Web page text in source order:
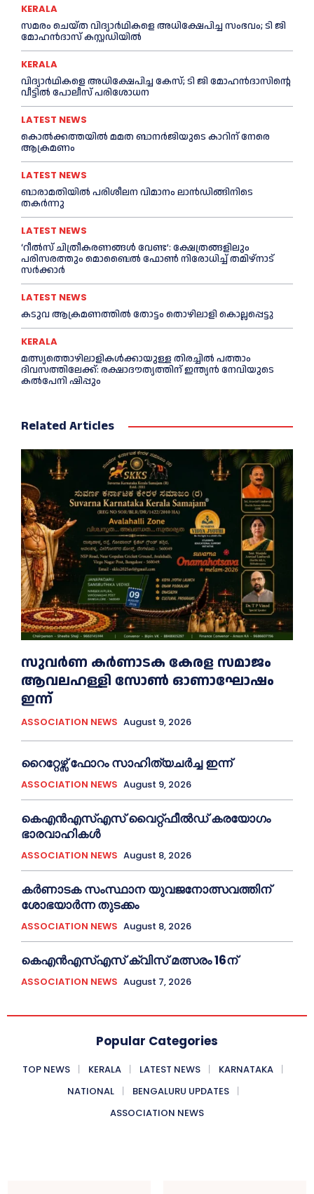
KERALA
സമരം ചെയ്ത വിദ്യാര്‍ഥികളെ അധിക്ഷേപിച്ച സംഭവം; ടി ജി
മോഹന്‍ദാസ് കസ്റ്റഡിയിൽ
KERALA
വിദ്യാര്‍ഥികളെ അധിക്ഷേപിച്ച കേസ്; ടി ജി മോഹന്‍ദാസിന്റെ
വീട്ടില്‍ പോലീസ് പരിശോധന
LATEST NEWS
കൊല്‍ക്കത്തയില്‍ മമത ബാനര്‍ജിയുടെ കാറിന് നേരെ
ആക്രമണം
LATEST NEWS
ബാരാമതിയില്‍ പരിശീലന വിമാനം ലാന്‍ഡിങ്ങിനിടെ
തകര്‍ന്നു
LATEST NEWS
‘റീല്‍സ് ചിത്രീകരണങ്ങള്‍ വേണ്ട’: ക്ഷേത്രങ്ങളിലും
പരിസരത്തും മൊബൈല്‍ ഫോണ്‍ നിരോധിച്ച്‌ തമിഴ്നാട്
സര്‍ക്കാര്‍
LATEST NEWS
കടുവ ആക്രമണത്തില്‍ തോട്ടം തൊഴിലാളി കൊല്ലപ്പെട്ടു
KERALA
മത്സ്യത്തൊഴിലാളികള്‍ക്കായുള്ള തിരച്ചില്‍ പത്താം
ദിവസത്തിലേക്ക്: രക്ഷാദൗത്യത്തിന് ഇന്ത്യൻ നേവിയുടെ
കല്‍പേനി ഷിപ്പും
Related Articles
സുവർണ കർണാടക കേരള സമാജം
ആവലഹള്ളി സോണ്‍ ഓണാഘോഷം
ഇന്ന്
ASSOCIATION NEWS August 9, 2026
റൈറ്റേഴ്സ് ഫോറം സാഹിത്യചർച്ച ഇന്ന്
ASSOCIATION NEWS August 9, 2026
കെഎൻഎസ്എസ് വൈറ്റ്ഫീൽഡ് കരയോഗം
ഭാരവാഹികള്‍
ASSOCIATION NEWS August 8, 2026
കര്‍ണാടക സംസ്ഥാന യുവജനോത്സവത്തിന്
ശോഭയാർന്ന തുടക്കം
ASSOCIATION NEWS August 8, 2026
കെഎൻഎസ്എസ് ക്വിസ് മത്സരം 16ന്
ASSOCIATION NEWS August 7, 2026
Popular Categories
TOP NEWS KERALA LATEST NEWS
KARNATAKA
NATIONAL
BENGALURU UPDATES
ASSOCIATION NEWS